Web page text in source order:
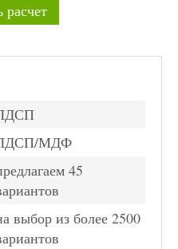
расчет
МДФ
45
выбор из более 2500